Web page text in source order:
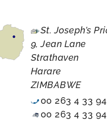
St. Joseph’s
9, Jean Lane
Strathaven
Harare
ZIMBABWE
00 263 4 33
00 263 4 33